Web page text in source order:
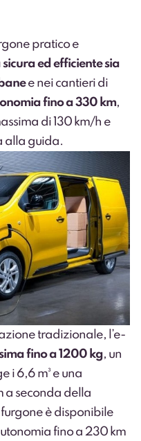
pratico e
ed efficiente sia
e nei cantieri di
fino a 330 km,
di 130 km/h e
alla guida.
tradizionale, l’e-
fino a 1200 kg, un
i 6,6 m³ e una
a seconda della
è disponibile
fino a 230 km